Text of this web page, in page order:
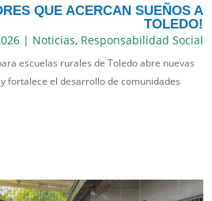
QUE ACERCAN SUEÑOS A
TOLEDO!
| Noticias, Responsabilidad Social
escuelas rurales de Toledo abre nuevas
fortalece el desarrollo de comunidades